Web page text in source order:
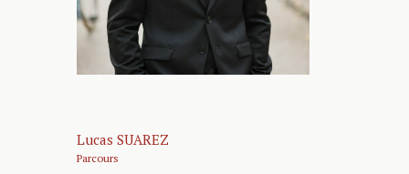
Lucas SUAREZ
Parcours